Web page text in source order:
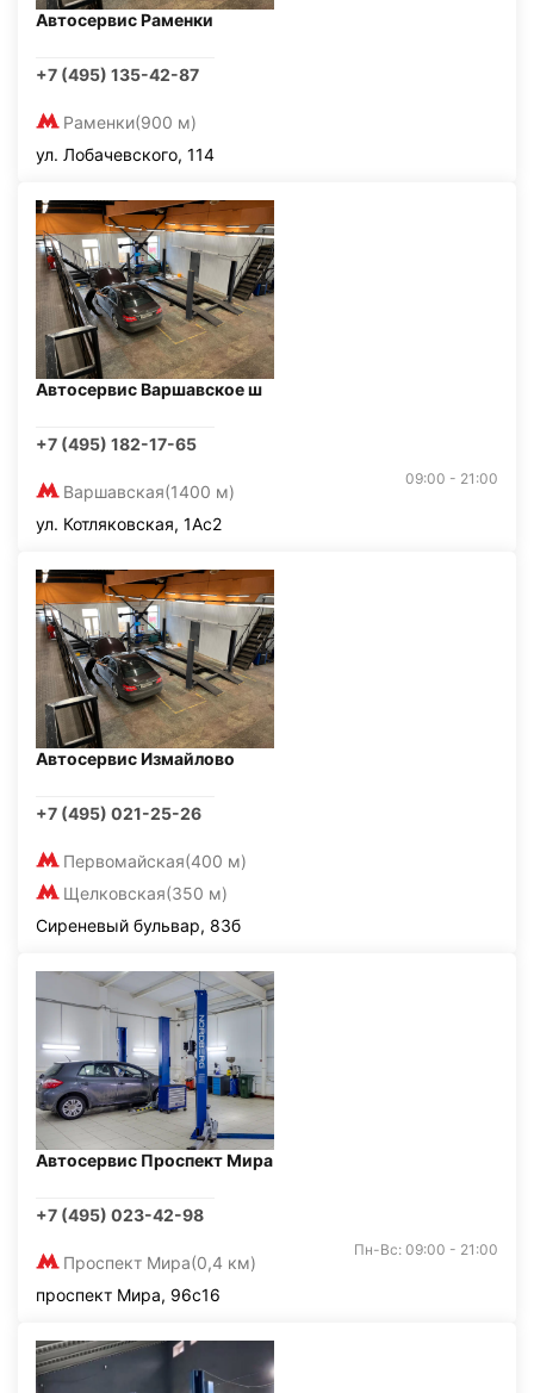
Автосервис Раменки
+7 (495) 135-42-87
Раменки(900 м)
ул. Лобачевского, 114
Автосервис Варшавское ш
+7 (495) 182-17-65
Варшавская(1400 м)
09:00 - 21:00
ул. Котляковская, 1Ас2
Автосервис Измайлово
+7 (495) 021-25-26
Первомайская(400 м)
Щелковская(350 м)
Сиреневый бульвар, 83б
Автосервис Проспект Мира
+7 (495) 023-42-98
Проспект Мира(0,4 км)
Пн-Вс: 09:00 - 21:00
проспект Мира, 96с16